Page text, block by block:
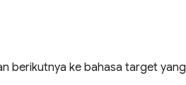
berikutnya ke bahasa target yang